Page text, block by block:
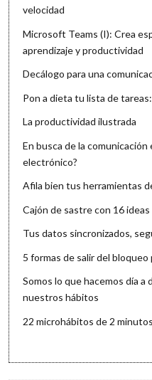
velocidad
Microsoft Teams (I): Crea
aprendizaje y productividad
Decálogo para una
Pon a dieta tu lista de
La productividad ilustrada
En busca de la
electrónico?
Afila bien tus herramientas
Cajón de sastre con 16
Tus datos sincronizados,
5 formas de salir del
Somos lo que hacemos día a
nuestros hábitos
22 microhábitos de 2 minutos